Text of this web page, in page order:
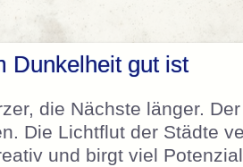
Dunkelheit gut ist
die Nächste länger.
Die Lichtflut der Städte
und birgt viel